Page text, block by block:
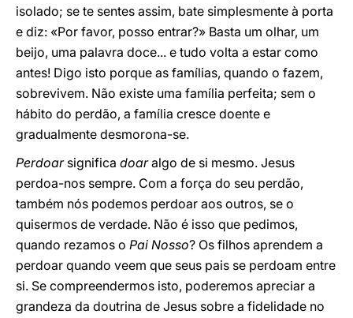
isolado; se te sentes assim, bate simplesmente à porta
e diz: «Por favor, posso entrar?» Basta um olhar, um
beijo, uma palavra doce... e tudo volta a estar como
antes! Digo isto porque as famílias, quando o fazem,
sobrevivem. Não existe uma família perfeita; sem o
hábito do perdão, a família cresce doente e
gradualmente desmorona-se.
Perdoarsignifica doaralgo de si mesmo. Jesus
perdoa-nos sempre. Com a força do seu perdão,
também nós podemos perdoar aos outros, se o
quisermos de verdade. Não é isso que pedimos,
quando rezamos o Pai Nosso? Os filhos aprendem a
perdoar quando veem que seus pais se perdoam entre
si. Se compreendermos isto, poderemos apreciar a
grandeza da doutrina de Jesus sobre a fidelidade no